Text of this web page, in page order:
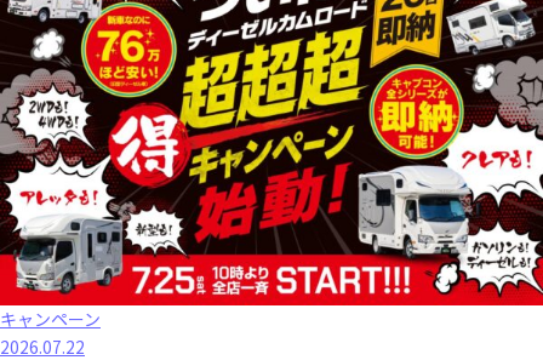
キャンペーン
2026.07.22